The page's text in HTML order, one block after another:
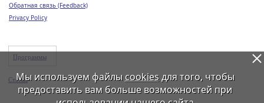
Обратная связь (Feedback)
Privacy Policy
Программы
Статьи
Мы используем файлы cookiesдля того, чтобы
предоставить вам больше возможностей при